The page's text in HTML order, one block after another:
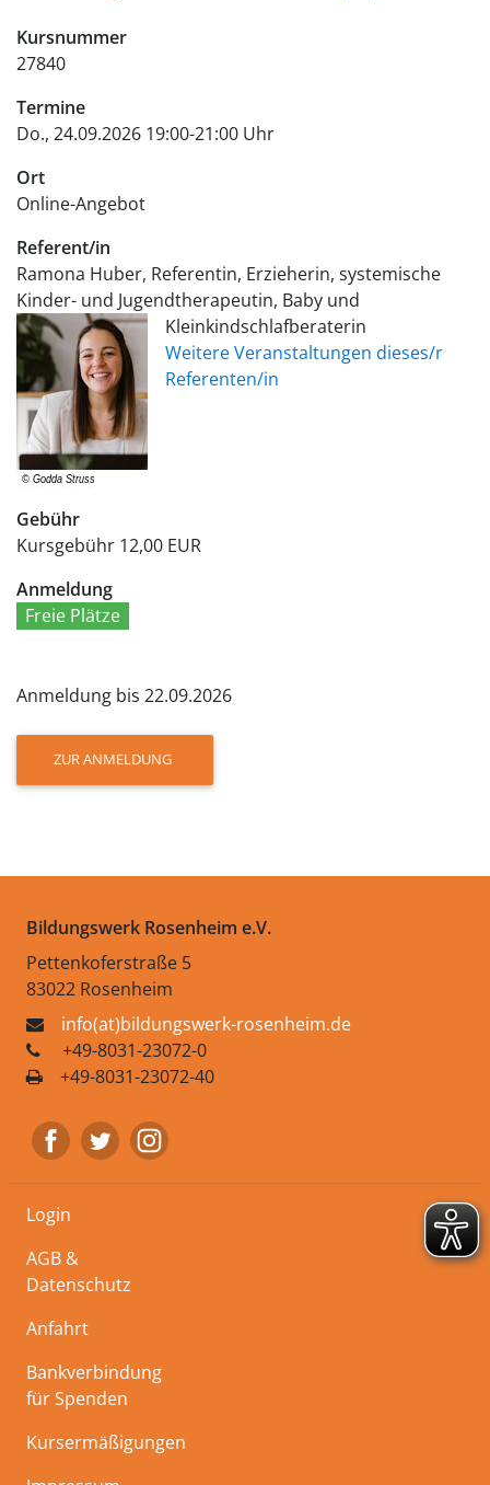
Kursnummer
27840
Termine
Do., 24.09.2026 19:00-21:00 Uhr
Ort
Online-Angebot
Referent/in
Ramona Huber, Referentin, Erzieherin, systemische
Kinder- und Jugendtherapeutin, Baby und
Kleinkindschlafberaterin
Weitere Veranstaltungen dieses/r
Referenten/in
Gebühr
Kursgebühr 12,00 EUR
Anmeldung
Freie Plätze
Anmeldung bis 22.09.2026
ZUR ANMELDUNG
Bildungswerk Rosenheim e.V.
Pettenkoferstraße 5
83022 Rosenheim
info(at)bildungswerk-rosenheim.de
+49-8031-23072-0
+49-8031-23072-40
Login
AGB &
Datenschutz
Anfahrt
Bankverbindung
für Spenden
Kursermäßigungen